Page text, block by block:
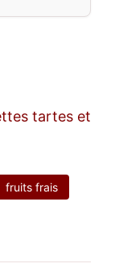
tartes et
fruits frais